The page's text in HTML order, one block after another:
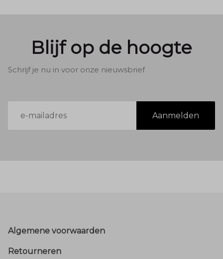
Blijf op de hoogte
Schrijf je nu in voor onze nieuwsbrief
mailadres
Aanmelden
Footer
Algemene voorwaarden
Retourneren